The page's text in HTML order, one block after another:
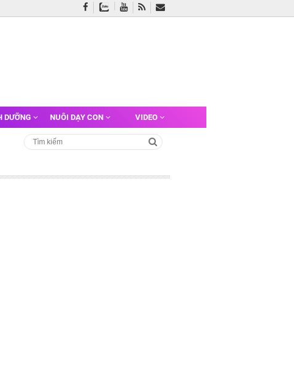
DƯỠNG NUÔI DẠY CON VIDEO